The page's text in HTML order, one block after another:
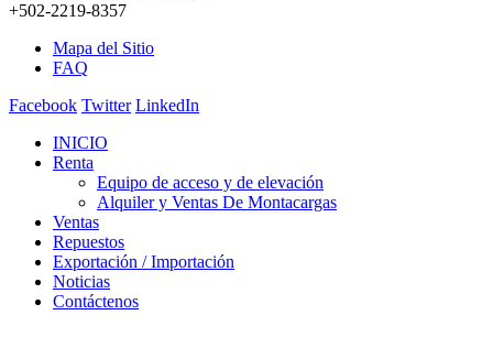
+502-2219-8357
Mapa del Sitio
FAQ
Facebook Twitter LinkedIn
INICIO
Renta
Equipo de acceso y de elevación
Alquiler y Ventas De Montacargas
Ventas
Repuestos
Exportación / Importación
Noticias
Contáctenos